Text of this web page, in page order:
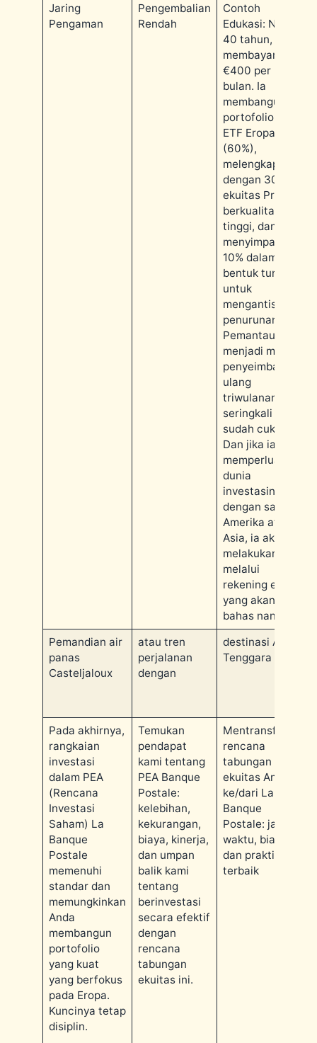
Jaring
Pengaman
Pengembalian
Rendah
Contoh
Edukasi: Nora,
40 tahun,
membayar
€400 per
bulan. Ia
membangun
portofolio inti
ETF Eropa
(60%),
melengkapinya
dengan 30%
ekuitas Prancis
berkualitas
tinggi, dan
menyimpan
10% dalam
bentuk tunai
untuk
mengantisipasi
penurunan.
Pemantauan
menjadi mudah:
penyeimbangan
ulang
triwulanan
seringkali
sudah cukup.
Dan jika ia ingin
memperluas
dunia
investasinya
dengan saham
Amerika atau
Asia, ia akan
melakukannya
melalui
rekening efek,
yang akan kita
bahas nanti.
Pemandian air
panas
Casteljaloux
atau tren
perjalanan
dengan
destinasi Asia
Tenggara
Pada akhirnya,
rangkaian
investasi
dalam PEA
(Rencana
Investasi
Saham) La
Banque
Postale
memenuhi
standar dan
memungkinkan
Anda
membangun
portofolio
yang kuat
yang berfokus
pada Eropa.
Kuncinya tetap
disiplin.
Temukan
pendapat
kami tentang
PEA Banque
Postale:
kelebihan,
kekurangan,
biaya, kinerja,
dan umpan
balik kami
tentang
berinvestasi
secara efektif
dengan
rencana
tabungan
ekuitas ini.
Mentransfer
rencana
tabungan
ekuitas Anda
ke/dari La
Banque
Postale: jangka
waktu, biaya,
dan praktik
terbaik
✉
Restez Informe
Recevez nos derniers articles et actualites directement
dans votre boite mail.
Desabonnement a tout moment. Pas de spam.